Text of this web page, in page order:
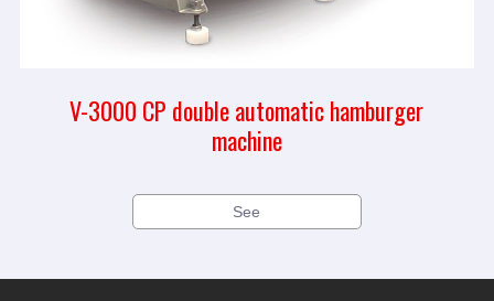
V-3000 CP double automatic hamburger
machine
See